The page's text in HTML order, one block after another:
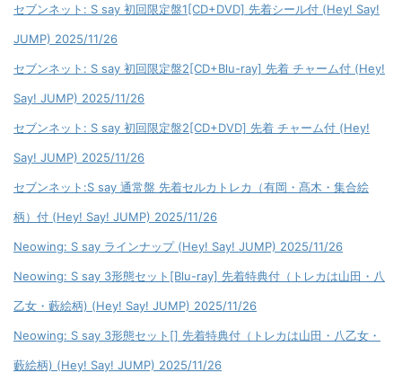
セブンネット: S say 初回限定盤1[CD+DVD] 先着シール付 (Hey! Say!
JUMP) 2025/11/26
セブンネット: S say 初回限定盤2[CD+Blu-ray] 先着 チャーム付 (Hey!
Say! JUMP) 2025/11/26
セブンネット: S say 初回限定盤2[CD+DVD] 先着 チャーム付 (Hey!
Say! JUMP) 2025/11/26
セブンネット:S say 通常盤 先着セルカトレカ（有岡・髙木・集合絵
柄）付 (Hey! Say! JUMP) 2025/11/26
Neowing: S say ラインナップ (Hey! Say! JUMP) 2025/11/26
Neowing: S say 3形態セット[Blu-ray] 先着特典付（トレカは山田・八
乙女・藪絵柄) (Hey! Say! JUMP) 2025/11/26
Neowing: S say 3形態セット[] 先着特典付（トレカは山田・八乙女・
藪絵柄) (Hey! Say! JUMP) 2025/11/26